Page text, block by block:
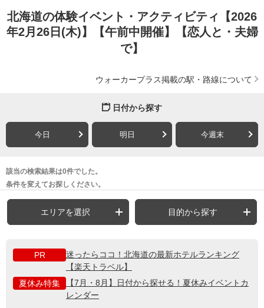
北海道の体験イベント・アクティビティ【2026
年2月26日(木)】【午前中開催】【恋人と・夫婦
で】
ウォーカープラス掲載の駅・路線について
日付から探す
今日 明日 今週末
該当の検索結果は0件でした。
条件を変えてお探しください。
エリアを選択 目的から探す
PR
迷ったらココ！北海道の最新ホテルランキング
【楽天トラベル】
夏休み特集
【7月・8月】日付から探せる！夏休みイベントカ
レンダー